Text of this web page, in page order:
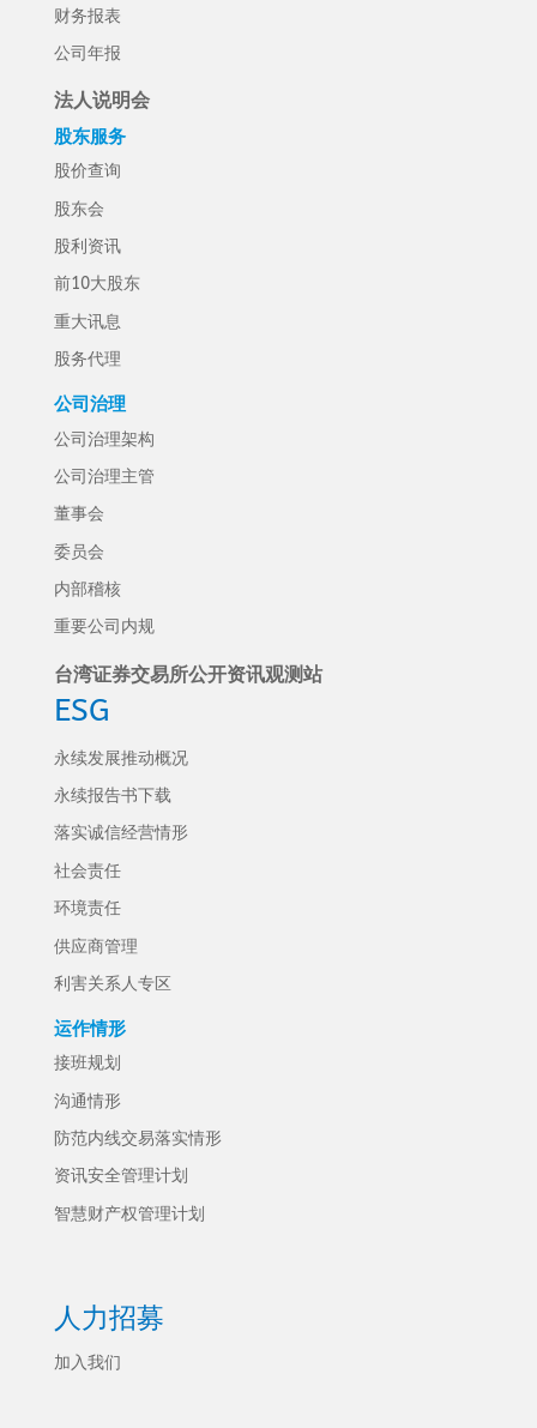
财务报表
公司年报
法人说明会
股东服务
股价查询
股东会
股利资讯
前10大股东
重大讯息
股务代理
公司治理
公司治理架构
公司治理主管
董事会
委员会
内部稽核
重要公司内规
台湾证券交易所公开资讯观测站
ESG
永续发展推动概况
永续报告书下载
落实诚信经营情形
社会责任
环境责任
供应商管理
利害关系人专区
运作情形
接班规划
沟通情形
防范内线交易落实情形
资讯安全管理计划
智慧财产权管理计划
人力招募
加入我们